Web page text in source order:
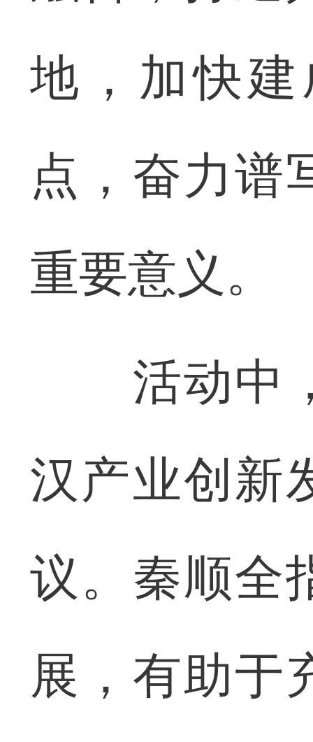
地，加快
点，奋力谱
重要意义。
活动中，
汉产业创新
议。秦顺全
展，有助于